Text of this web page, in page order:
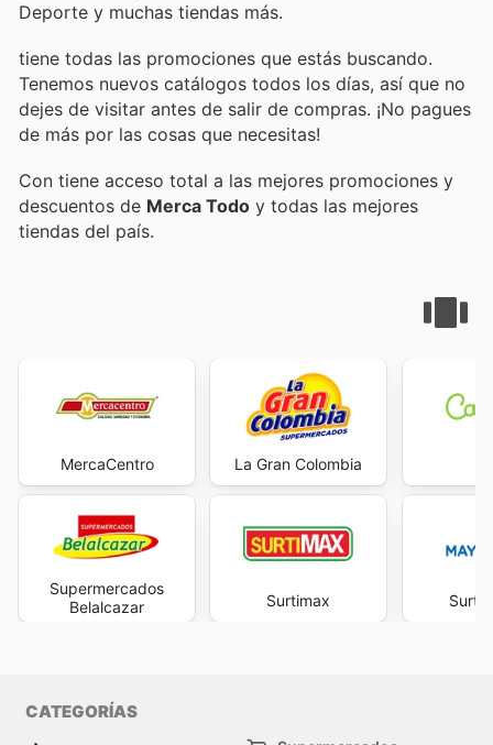
Deporte y muchas tiendas más.
tiene todas las promociones que estás buscando.
Tenemos nuevos catálogos todos los días, así que no
dejes de visitar antes de salir de compras. ¡No pagues
de más por las cosas que necesitas!
Con tiene acceso total a las mejores promociones y
descuentos de Merca Todo y todas las mejores
tiendas del país.
MercaCentro
Supermercados
Belalcazar
La Gran Colombia
Surtimax
CATEGORÍAS